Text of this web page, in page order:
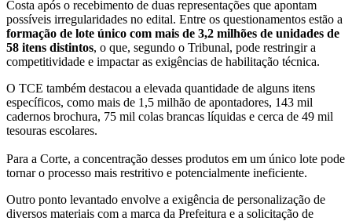
Costa após o recebimento de duas representações que apontam
possíveis irregularidades no edital. Entre os questionamentos estão a
formação de lote único com mais de 3,2 milhões de unidades de
58 itens distintos, o que, segundo o Tribunal, pode restringir a
competitividade e impactar as exigências de habilitação técnica.
O TCE também destacou a elevada quantidade de alguns itens
específicos, como mais de 1,5 milhão de apontadores, 143 mil
cadernos brochura, 75 mil colas brancas líquidas e cerca de 49 mil
tesouras escolares.
Para a Corte, a concentração desses produtos em um único lote pode
tornar o processo mais restritivo e potencialmente ineficiente.
Outro ponto levantado envolve a exigência de personalização de
diversos materiais com a marca da Prefeitura e a solicitação de